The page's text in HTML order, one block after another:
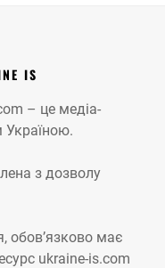
IS
– це медіа-
Україною.
з дозволу
обов’язково має
ukraine-is.com